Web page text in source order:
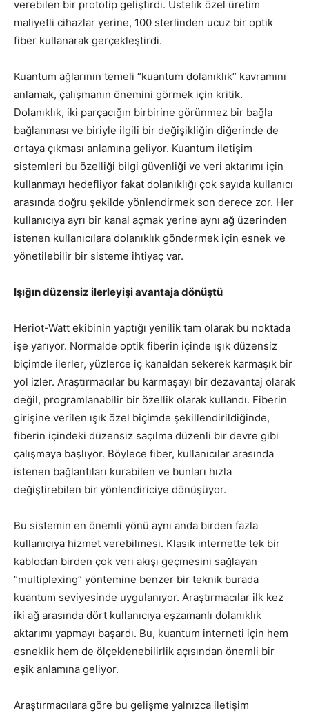
verebilen bir prototip geliştirdi. Üstelik özel üretim
maliyetli cihazlar yerine, 100 sterlinden ucuz bir optik
fiber kullanarak gerçekleştirdi.
Kuantum ağlarının temeli “kuantum dolanıklık” kavramını
anlamak, çalışmanın önemini görmek için kritik.
Dolanıklık, iki parçacığın birbirine görünmez bir bağla
bağlanması ve biriyle ilgili bir değişikliğin diğerinde de
ortaya çıkması anlamına geliyor. Kuantum iletişim
sistemleri bu özelliği bilgi güvenliği ve veri aktarımı için
kullanmayı hedefliyor fakat dolanıklığı çok sayıda kullanıcı
arasında doğru şekilde yönlendirmek son derece zor. Her
kullanıcıya ayrı bir kanal açmak yerine aynı ağ üzerinden
istenen kullanıcılara dolanıklık göndermek için esnek ve
yönetilebilir bir sisteme ihtiyaç var.
Işığın düzensiz ilerleyişi avantaja dönüştü
Heriot-Watt ekibinin yaptığı yenilik tam olarak bu noktada
işe yarıyor. Normalde optik fiberin içinde ışık düzensiz
biçimde ilerler, yüzlerce iç kanaldan sekerek karmaşık bir
yol izler. Araştırmacılar bu karmaşayı bir dezavantaj olarak
değil, programlanabilir bir özellik olarak kullandı. Fiberin
girişine verilen ışık özel biçimde şekillendirildiğinde,
fiberin içindeki düzensiz saçılma düzenli bir devre gibi
çalışmaya başlıyor. Böylece fiber, kullanıcılar arasında
istenen bağlantıları kurabilen ve bunları hızla
değiştirebilen bir yönlendiriciye dönüşüyor.
Bu sistemin en önemli yönü aynı anda birden fazla
kullanıcıya hizmet verebilmesi. Klasik internette tek bir
kablodan birden çok veri akışı geçmesini sağlayan
“multiplexing” yöntemine benzer bir teknik burada
kuantum seviyesinde uygulanıyor. Araştırmacılar ilk kez
iki ağ arasında dört kullanıcıya eşzamanlı dolanıklık
aktarımı yapmayı başardı. Bu, kuantum interneti için hem
esneklik hem de ölçeklenebilirlik açısından önemli bir
eşik anlamına geliyor.
Araştırmacılara göre bu gelişme yalnızca iletişim